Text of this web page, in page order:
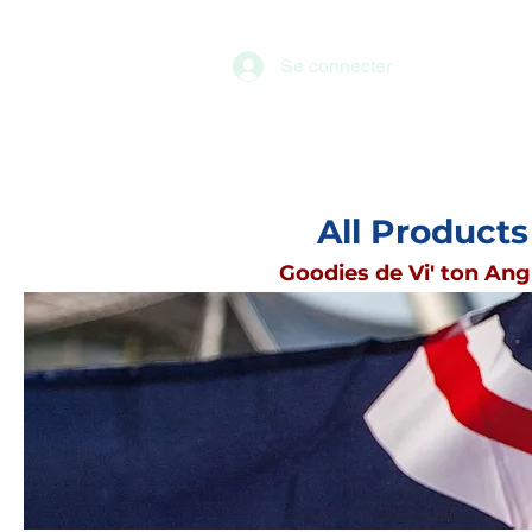
Se connecter
All Products
Goodies de Vi' ton